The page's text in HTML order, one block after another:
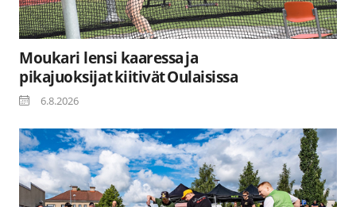
Moukari lensi kaaressa ja
pikajuoksijat kiitivät Oulaisissa
6.8.2026